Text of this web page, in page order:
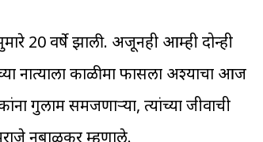
20 वर्षे झाली. अजूनही आम्ही दोन्ही
नात्याला काळीमा फासला अश्याचा आज
गुलाम समजणाऱ्या, त्यांच्या जीवाची
निंबाळकर म्हणाले.